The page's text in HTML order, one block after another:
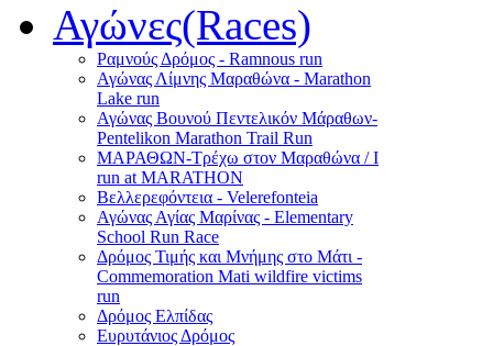
Αγώνες(Races)
Ραμνούς Δρόμος - Ramnous run
Αγώνας Λίμνης Μαραθώνα - Marathon
Lake run
Αγώνας Βουνού Πεντελικόν Μάραθων-
Pentelikon Marathon Trail Run
ΜΑΡΑΘΩΝ-Τρέχω στον Μαραθώνα / I
run at MARATHON
Βελλερεφόντεια - Velerefonteia
Αγώνας Αγίας Μαρίνας - Elementary
School Run Race
Δρόμος Τιμής και Μνήμης στο Μάτι -
Commemoration Mati wildfire victims
run
Δρόμος Ελπίδας
Ευρυτάνιος Δρόμος